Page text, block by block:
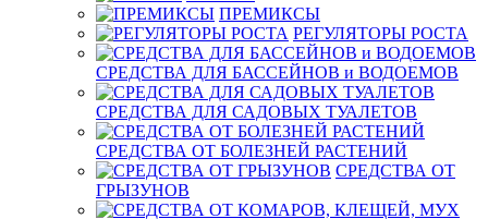
ПРЕМИКСЫ
РЕГУЛЯТОРЫ РОСТА
СРЕДСТВА ДЛЯ БАССЕЙНОВ и ВОДОЕМОВ
СРЕДСТВА ДЛЯ САДОВЫХ ТУАЛЕТОВ
СРЕДСТВА ОТ БОЛЕЗНЕЙ РАСТЕНИЙ
СРЕДСТВА ОТ
ГРЫЗУНОВ